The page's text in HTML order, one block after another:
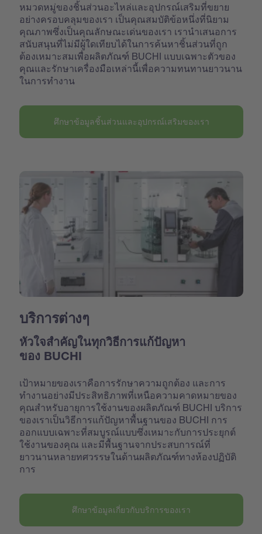
หมวดหมู่ของชิ้นส่วนอะไหล่และอุปกรณ์เสริมที่ขยาย
อย่างครอบคลุมของเรา เป็นคุณสมบัติข้อหนึ่งที่นิยาม
คุณภาพซึ่งเป็นคุณลักษณะเด่นของเรา เรานำเสนอการ
สนับสนุนที่ไม่มีผู้ใดเทียบได้ในการค้นหาชิ้นส่วนที่ถูก
ต้องเหมาะสมเพื่อผลิตภัณฑ์ BUCHI แบบเฉพาะตัวของ
คุณและรักษาเครื่องมือเหล่านี้เพื่อความทนทานยาวนาน
ในการทำงาน
ศึกษาข้อมูลชิ้นส่วนและอุปกรณ์เสริมของเรา
บริการต่างๆ
หัวใจสำคัญในทุกวิธีการแก้ปัญหา
ของ BUCHI
เป้าหมายของเราคือการรักษาความถูกต้อง และการ
ทำงานอย่างมีประสิทธิภาพที่เหนือความคาดหมายของ
คุณสำหรับอายุการใช้งานของผลิตภัณฑ์ BUCHI บริการ
ของเราเป็นวิธีการแก้ปัญหาพื้นฐานของ BUCHI การ
ออกแบบเฉพาะที่สมบูรณ์แบบซึ่งเหมาะกับการประยุกต์
ใช้งานของคุณ และมีพื้นฐานจากประสบการณ์ที่
ยาวนานหลายทศวรรษในด้านผลิตภัณฑ์ทางห้องปฏิบัติ
การ
ศึกษาข้อมูลเกี่ยวกับบริการของเรา